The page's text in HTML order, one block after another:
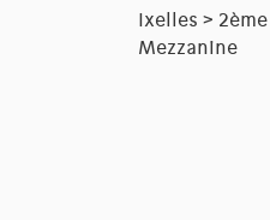
Ixelles >
Mezzanine